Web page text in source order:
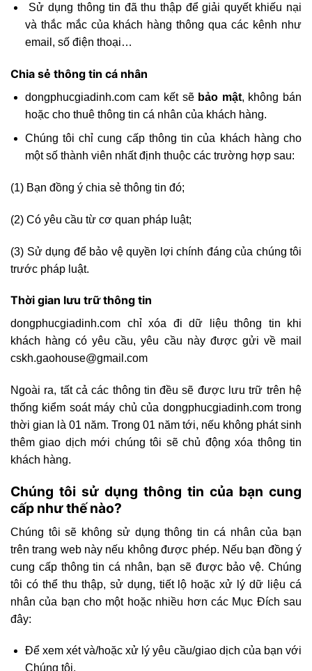
Sử dụng thông tin đã thu thập để giải quyết khiếu nại
và thắc mắc của khách hàng thông qua các kênh như
email, số điện thoại…
Chia sẻ thông tin cá nhân
dongphucgiadinh.com cam kết sẽ bảo mật, không bán
hoặc cho thuê thông tin cá nhân của khách hàng.
Chúng tôi chỉ cung cấp thông tin của khách hàng cho
một số thành viên nhất định thuộc các trường hợp sau:
(1) Bạn đồng ý chia sẻ thông tin đó;
(2) Có yêu cầu từ cơ quan pháp luật;
(3) Sử dụng để bảo vệ quyền lợi chính đáng của chúng tôi
trước pháp luật.
Thời gian lưu trữ thông tin
dongphucgiadinh.com chỉ xóa đi dữ liệu thông tin khi
khách hàng có yêu cầu, yêu cầu này được gửi về mail
cskh.gaohouse@gmail.com
Ngoài ra, tất cả các thông tin đều sẽ được lưu trữ trên hệ
thống kiểm soát máy chủ của dongphucgiadinh.com trong
thời gian là 01 năm. Trong 01 năm tới, nếu không phát sinh
thêm giao dịch mới chúng tôi sẽ chủ động xóa thông tin
khách hàng.
Chúng tôi sử dụng thông tin của bạn cung
cấp như thế nào?
Chúng tôi sẽ không sử dụng thông tin cá nhân của bạn
trên trang web này nếu không được phép. Nếu bạn đồng ý
cung cấp thông tin cá nhân, bạn sẽ được bảo vệ. Chúng
tôi có thể thu thập, sử dụng, tiết lộ hoặc xử lý dữ liệu cá
nhân của bạn cho một hoặc nhiều hơn các Mục Đích sau
đây:
Để xem xét và/hoặc xử lý yêu cầu/giao dịch của bạn với
Chúng tôi.